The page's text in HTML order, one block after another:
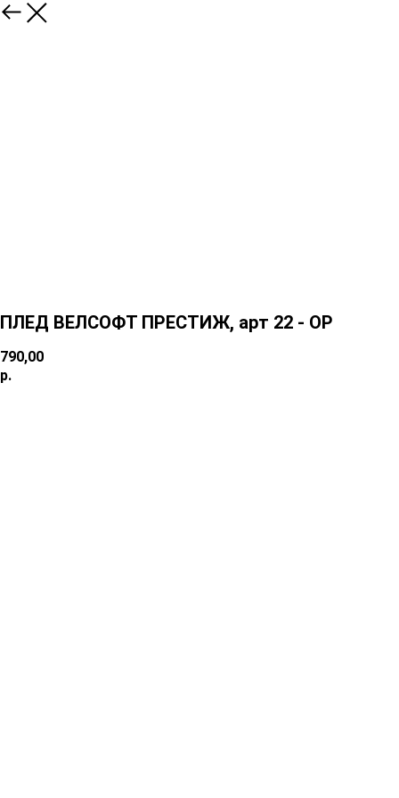
ПЛЕД ВЕЛСОФТ ПРЕСТИЖ, арт 22 - ОР
790,00
р.